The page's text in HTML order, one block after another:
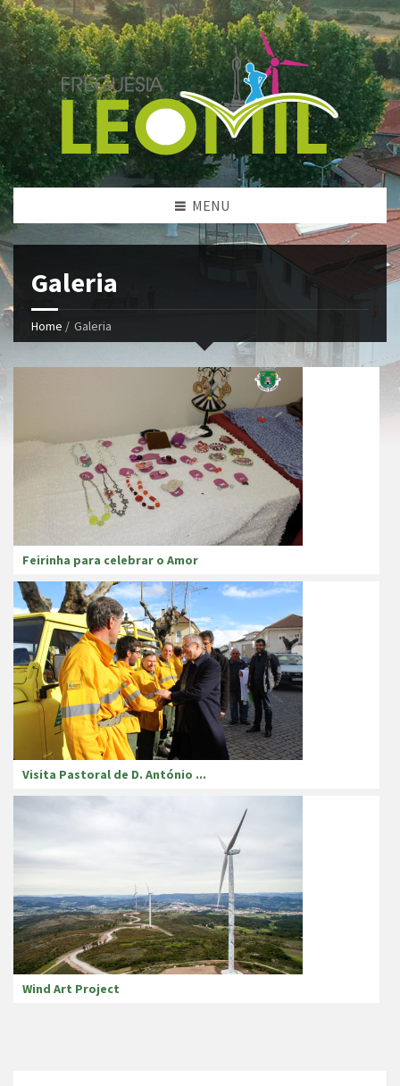
MENU
Galeria
Home / Galeria
Feirinha para celebrar o Amor
Visita Pastoral de D. António ...
Wind Art Project